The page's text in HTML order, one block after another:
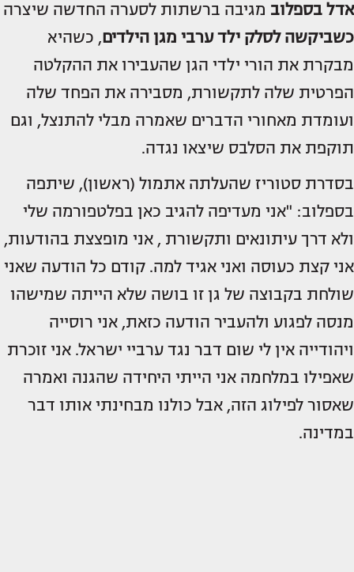
אדל בספלוב מגיבה ברשתות לסערה החדשה שיצרה
כשביקשה לסלק ילד ערבי מגן הילדים, כשהיא
מבקרת את הורי ילדי הגן שהעבירו את ההקלטה
הפרטית שלה לתקשורת, מסבירה את הפחד שלה
ועומדת מאחורי הדברים שאמרה מבלי להתנצל, וגם
תוקפת את הסלבס שיצאו נגדה.
בסדרת סטוריז שהעלתה אתמול (ראשון), שיתפה
בספלוב: ‏"אני מעדיפה להגיב כאן בפלטפורמה שלי
ולא דרך עיתונאים ותקשורת , אני מופצצת בהודעות,
אני קצת כעוסה ואני אגיד למה. ‏קודם כל הודעה שאני
שולחת בקבוצה של גן זו בושה שלא הייתה ‏שמישהו
מנסה לפגוע ולהעביר הודעה כזאת, אני רוסייה
ויהודייה אין לי שום דבר נגד ערביי ישראל. אני זוכרת
שאפילו במלחמה אני הייתי היחידה שהגנה ואמרה
שאסור לפילוג הזה, אבל כולנו מבחינתי אותו דבר
במדינה.